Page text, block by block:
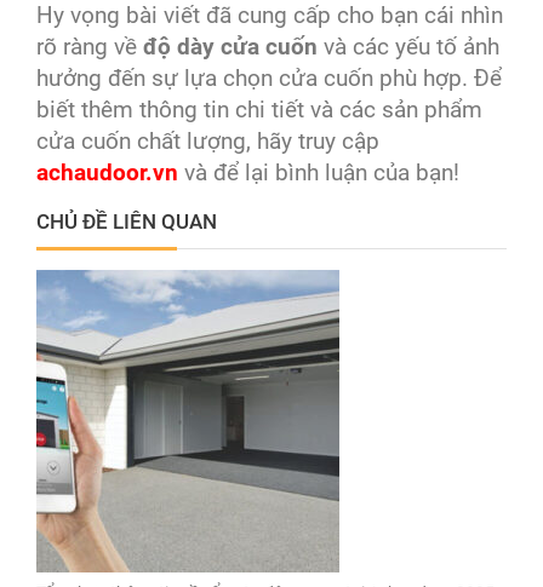
Hy vọng bài viết đã cung cấp cho bạn cái nhìn
rõ ràng về độ dày cửa cuốn và các yếu tố ảnh
hưởng đến sự lựa chọn cửa cuốn phù hợp. Để
biết thêm thông tin chi tiết và các sản phẩm
cửa cuốn chất lượng, hãy truy cập
achaudoor.vn và để lại bình luận của bạn!
CHỦ ĐỀ LIÊN QUAN